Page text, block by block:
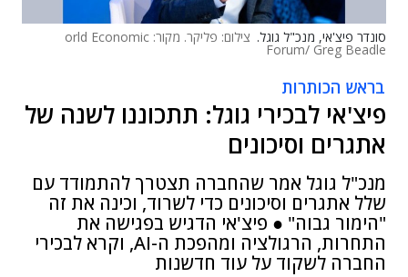
סונדר פיצ'אי, מנכ"ל גוגל. צילום: פליקר. מקור: orld Economic
Forum/ Greg Beadle
בראש הכותרות
פיצ'אי לבכירי גוגל: תתכוננו לשנה של
אתגרים וסיכונים
מנכ"ל גוגל אמר שהחברה תצטרך להתמודד עם
שלל אתגרים וסיכונים כדי לשרוד, וכינה את זה
"הימור גבוה" ● פיצ'אי הדגיש בפגישה את
התחרות, הרגולציה ומהפכת ה-AI, וקרא לבכירי
החברה לשקוד על עוד חדשנות